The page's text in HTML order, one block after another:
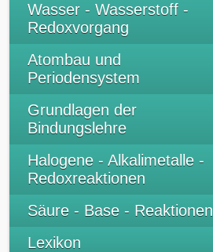
Wasser - Wasserstoff -
Redoxvorgang
Atombau und
Periodensystem
Grundlagen der
Bindungslehre
Halogene - Alkalimetalle -
Redoxreaktionen
Säure - Base - Reaktionen
Lexikon